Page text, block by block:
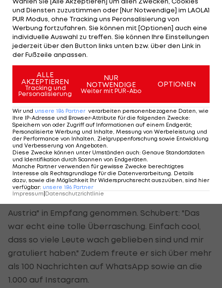
Und dass Sportklettern nun Olympia-Status hat,
taugt Schubert ungemein. An Sommerspielen
habe er freilich schon vorher immer Gefallen
gefunden. "Ich bin ein extrem sportbegeisterter
Mensch, habe immer schon die Spiele mitverfolgt",
verriet der achtfache WM-Medaillengewinner. "Ich
habe Usain Bolt gesehen, als er auf das Podium
raufgeklettert ist. Dann selbst einmal so einer zu
sein, der da raufklettert, das ist einfach ein
Riesentraum, der in Erfüllung geht."
Das gilt es natürlich zu feiern, und damit wurde
gleich im Olympischen Dorf begonnen. Als
Schubert um 1.00 Uhr (Ortszeit) dort rund drei
Stunden nach Ende des Bewerbs ankam, wurde er
von einem großen Aufgebot des "Olympic Team
Austria" in Empfang genommen. Schubert: "Das
war echt eine tolle Überraschung. Einfach cool,
dass so viele Leute wach geblieben sind und mir
gratuliert haben." Zudem freute er sich über mehr
als 100 Nachrichten auf WhatsApp sowie an die
1.000 auf Instagram.
und Diensten zuzustimmen oder [Nur Notwendige] im LAOLA1
PUR Modus, ohne Tracking uns Peronsalisierung von
Werbung fortzufahren. Sie können mit [Optionen] auch eine
individuelle Auswahl zu treffen. Sie können Ihre Einstellungen
jederzeit über den Button links unten bzw. über den Link in
der Fußzeile anpassen.
ALLE
AKZEPTIEREN
Tracking und
Personalisierung
NUR
NOTWENDIGE
Weiter mit PUR-Abo
OPTIONEN
Wir und unsere 186 Partner verarbeiten personenbezogene Daten, wie
Ihre IP-Adresse und Browser-Attribute für die folgenden Zwecke:
Speichern von oder Zugriff auf Informationen auf einem Endgerät;
Personalisierte Werbung und Inhalte, Messung von Werbeleistung und
der Performance von Inhalten, Zielgruppenforschung sowie Entwicklung
und Verbesserung von Angeboten
Diese Zwecke können unter Umständen auch: Genaue Standortdaten
und Identifikation durch Scannen von Endgeräten
Manche Partner verwenden für gewisse Zwecke berechtigtes
Interesse als Rechtsgrundlage für die Datenverarbeitung. Details
dazu, sowie die Möglichkeit Ihr Widerspruchsrecht auszuüben, sind hier
verfügbar: unsere 186 Partner
Impressum|Datenschutzrichtlinie